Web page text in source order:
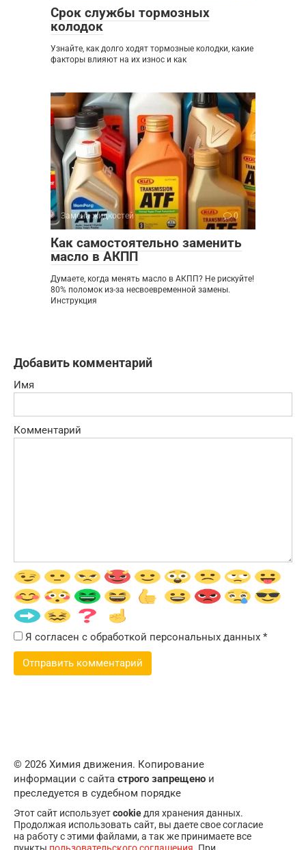
Срок службы тормозных
колодок
Узнайте, как долго ходят тормозные колодки, какие
факторы влияют на их износ и как
Замена жидкостей 0
Как самостоятельно заменить
масло в АКПП
Думаете, когда менять масло в АКПП? Не рискуйте!
80% поломок из-за несвоевременной замены.
Инструкция
Добавить комментарий
Имя
Комментарий
Я согласен с обработкой персональных данных *
© 2026 Химия движения. Копирование
информации с сайта строго запрещено и
преследуется в судебном порядке
Этот сайт используетcookieдля хранения данных.
Продолжая использовать сайт, вы даете свое согласие
на работу с этими файлами, а так же принимаете все